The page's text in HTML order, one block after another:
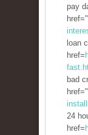
pay
href="
loan
href=
bad
href="
24
href=